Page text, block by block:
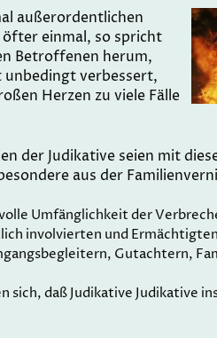
außerordentlichen
einmal, so spricht
Betroffenen herum,
verbessert,
Herzen zu viele Fälle
der Judikative seien mit
aus der
Umfänglichkeit der
involvierten und
Gutachtern,
sich, daß Judikative Judikative